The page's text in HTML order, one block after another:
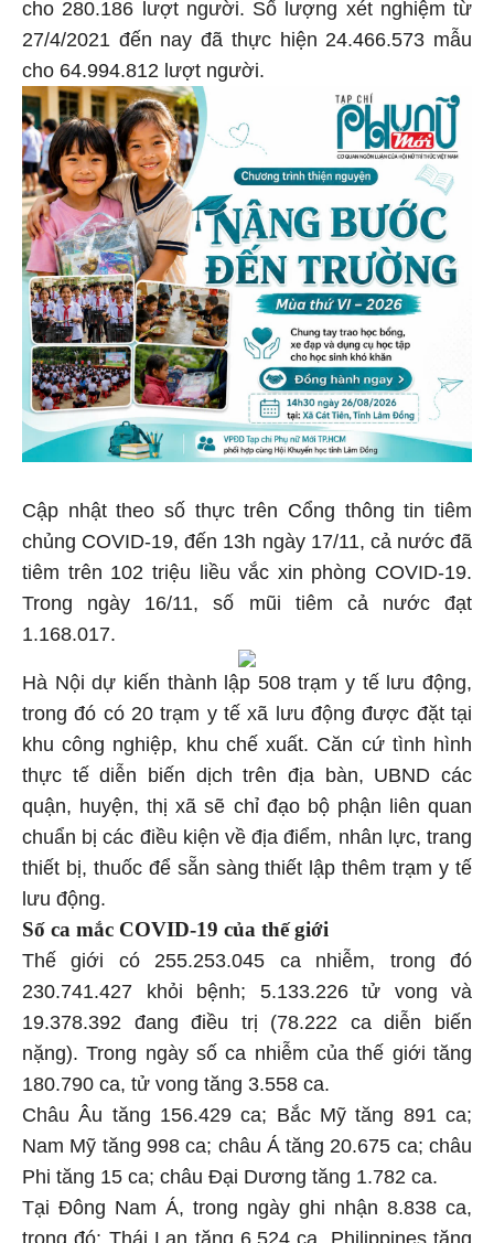
cho 280.186 lượt người. Số lượng xét nghiệm từ
27/4/2021 đến nay đã thực hiện 24.466.573 mẫu
cho 64.994.812 lượt người.
Cập nhật theo số thực trên Cổng thông tin tiêm
chủng COVID-19, đến 13h ngày 17/11, cả nước đã
tiêm trên 102 triệu liều vắc xin phòng COVID-19.
Trong ngày 16/11, số mũi tiêm cả nước đạt
1.168.017.
Hà Nội dự kiến thành lập 508 trạm y tế lưu động,
trong đó có 20 trạm y tế xã lưu động được đặt tại
khu công nghiệp, khu chế xuất. Căn cứ tình hình
thực tế diễn biến dịch trên địa bàn, UBND các
quận, huyện, thị xã sẽ chỉ đạo bộ phận liên quan
chuẩn bị các điều kiện về địa điểm, nhân lực, trang
thiết bị, thuốc để sẵn sàng thiết lập thêm trạm y tế
lưu động.
Số ca mắc COVID-19 của thế giới
Thế giới có 255.253.045 ca nhiễm, trong đó
230.741.427 khỏi bệnh; 5.133.226 tử vong và
19.378.392 đang điều trị (78.222 ca diễn biến
nặng). Trong ngày số ca nhiễm của thế giới tăng
180.790 ca, tử vong tăng 3.558 ca.
Châu Âu tăng 156.429 ca; Bắc Mỹ tăng 891 ca;
Nam Mỹ tăng 998 ca; châu Á tăng 20.675 ca; châu
Phi tăng 15 ca; châu Đại Dương tăng 1.782 ca.
Tại Đông Nam Á, trong ngày ghi nhận 8.838 ca,